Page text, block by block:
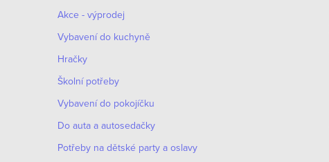
Akce - výprodej
Vybavení do kuchyně
Hračky
Školní potřeby
Vybavení do pokojíčku
Do auta a autosedačky
Potřeby na dětské party a oslavy